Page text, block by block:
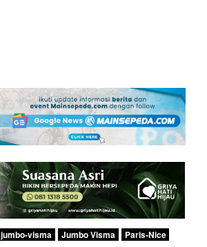
jumbo-visma Jumbo Visma
Paris-Nice